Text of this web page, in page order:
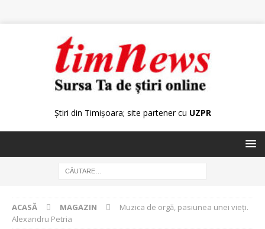
Știri din Timișoara; site partener cu UZPR
ACASĂ MAGAZIN
Muzica de orgă, pasiunea unei vieți.
Alexandru Petria